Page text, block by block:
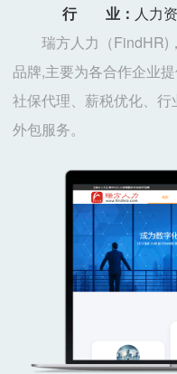
行 业： 人力
瑞方人力（FindHR)
品牌,主要为各合作企业
社保代理、薪税优化、
外包服务。